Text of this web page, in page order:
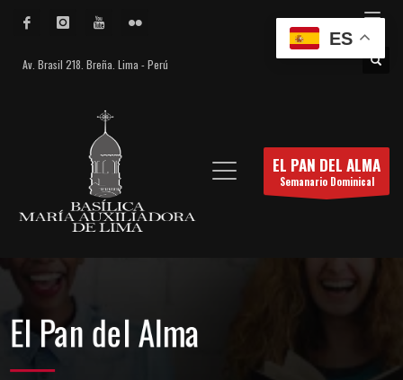
Av. Brasil 218. Breña. Lima - Perú
EL PAN DEL ALMA
Semanario Dominical
El Pan del Alma
ES